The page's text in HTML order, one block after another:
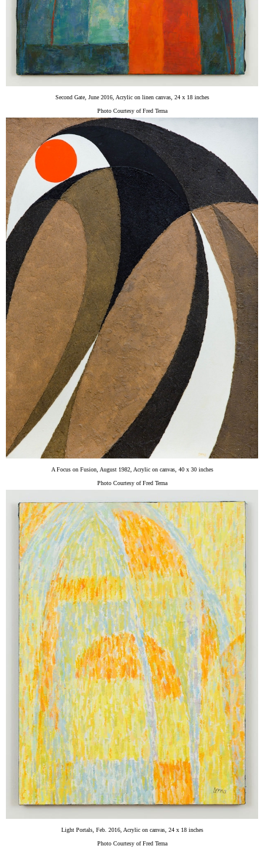
Second Gate, June 2016, Acrylic on linen canvas, 24 x 18 inches
Photo Courtesy of Fred Terna
A Focus on Fusion, August 1982, Acrylic on canvas, 40 x 30 inches
Photo Courtesy of Fred Terna
Light Portals, Feb. 2016, Acrylic on canvas, 24 x 18 inches
Photo Courtesy of Fred Terna